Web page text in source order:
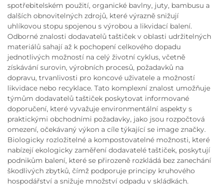
spotřebitelském použití, organické bavlny, juty, bambusu a
dalších obnovitelných zdrojů, které výrazně snižují
uhlíkovou stopu spojenou s výrobou a likvidací balení.
Odborné znalosti dodavatelů taštiček v oblasti udržitelných
materiálů sahají až k pochopení celkového dopadu
jednotlivých možností na celý životní cyklus, včetně
získávání surovin, výrobních procesů, požadavků na
dopravu, trvanlivosti pro koncové uživatele a možností
likvidace nebo recyklace. Tato komplexní znalost umožňuje
týmům dodavatelů taštiček poskytovat informované
doporučení, které vyvažuje environmentální aspekty s
praktickými obchodními požadavky, jako jsou rozpočtová
omezení, očekávaný výkon a cíle týkající se image značky.
Biologicky rozložitelné a kompostovatelné možnosti, které
nabízejí ekologicky zaměření dodavatelé taštiček, poskytují
podnikům balení, které se přirozeně rozkládá bez zanechání
škodlivých zbytků, čímž podporuje principy kruhového
hospodářství a snižuje množství odpadu v skládkách.